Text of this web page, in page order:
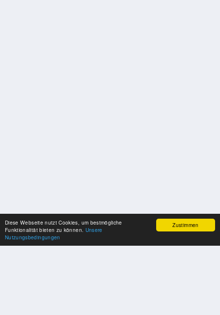
Zustimmen
Diese Webseite nutzt Cookies, um bestmögliche
Funktionalität bieten zu können. Unsere
Nutzungsbedingungen